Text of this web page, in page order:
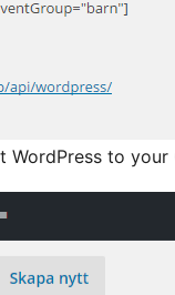
WordPress to